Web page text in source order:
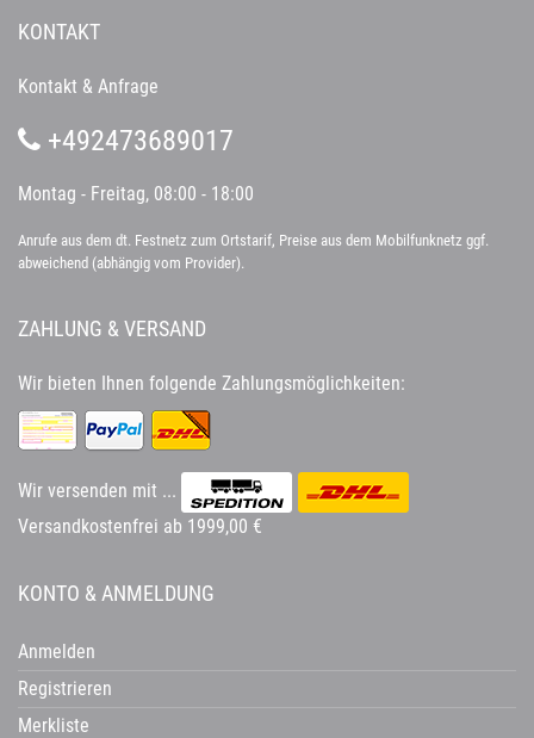
KONTAKT
Kontakt & Anfrage
+492473689017
Montag - Freitag, 08:00 - 18:00
Anrufe aus dem dt. Festnetz zum Ortstarif, Preise aus dem Mobilfunknetz ggf.
abweichend (abhängig vom Provider).
ZAHLUNG & VERSAND
Wir bieten Ihnen folgende Zahlungsmöglichkeiten:
Wir versenden mit ...
Versandkostenfrei ab 1999,00 €
KONTO & ANMELDUNG
Anmelden
Registrieren
Merkliste